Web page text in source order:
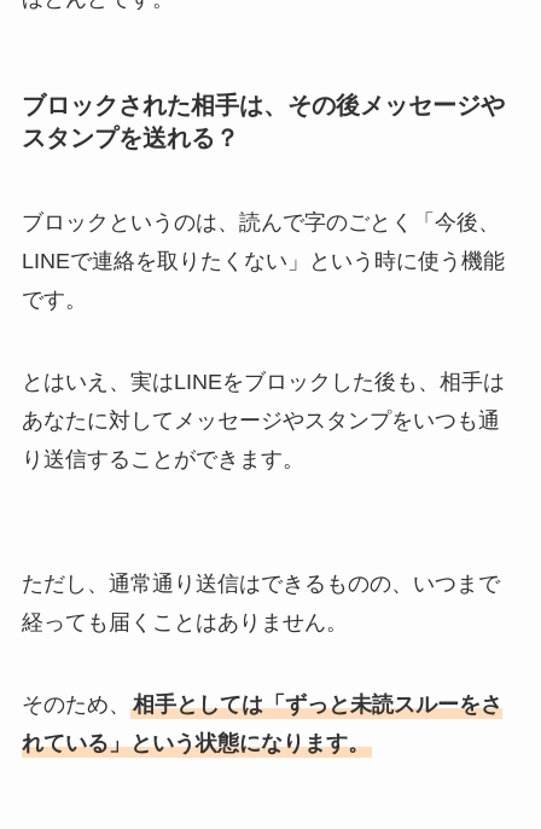
ブロックされた相手は、その後メッセージや
スタンプを送れる？
ブロックというのは、読んで字のごとく「今後、
LINEで連絡を取りたくない」という時に使う機能
です。
とはいえ、実はLINEをブロックした後も、相手は
あなたに対してメッセージやスタンプをいつも通
り送信することができます。
ただし、通常通り送信はできるものの、いつまで
経っても届くことはありません。
そのため、 相手としては「ずっと未読スルーをさ
れている」という状態になります。